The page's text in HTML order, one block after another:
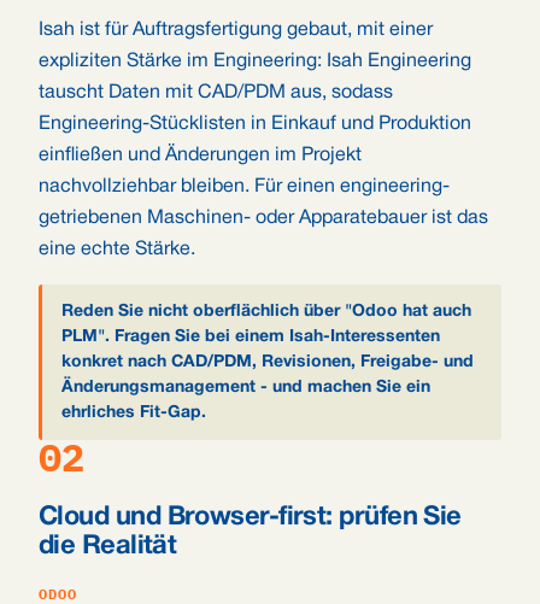
Isah ist für Auftragsfertigung gebaut, mit einer
expliziten Stärke im Engineering: Isah Engineering
tauscht Daten mit CAD/PDM aus, sodass
Engineering-Stücklisten in Einkauf und Produktion
einfließen und Änderungen im Projekt
nachvollziehbar bleiben. Für einen engineering-
getriebenen Maschinen- oder Apparatebauer ist das
eine echte Stärke.
Reden Sie nicht oberflächlich über "Odoo hat auch
PLM". Fragen Sie bei einem Isah-Interessenten
konkret nach CAD/PDM, Revisionen, Freigabe- und
Änderungsmanagement - und machen Sie ein
ehrliches Fit-Gap.
02
Cloud und Browser-first: prüfen Sie
die Realität
ODOO